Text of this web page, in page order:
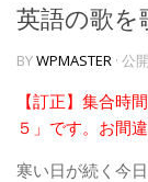
英語の歌を
BYWPMASTER · 公
【訂正】集合時
５」です。お間
寒い日が続く今